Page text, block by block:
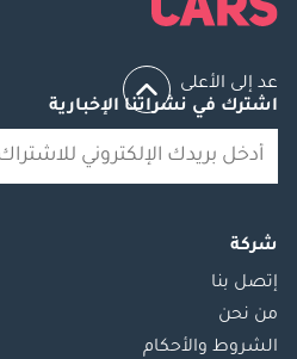
عد إلى الأعلى
اشترك في نشراتنا الإخبارية
شركة
إتصل بنا
من نحن
الشروط والأحكام